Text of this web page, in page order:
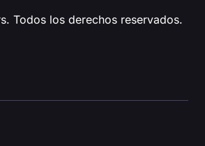
Todos los derechos reservados.